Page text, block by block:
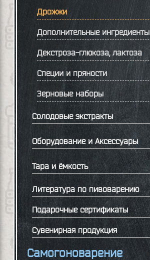
Дрожжи
Дополнительные ингредиенты
Декстроза-глюкоза, лактоза
Специи и пряности
Зерновые наборы
Солодовые экстракты
Оборудование и Аксессуары
Тара и ёмкость
Литература по пивоварению
Подарочные сертификаты
Сувенирная продукция
Самогоноварение